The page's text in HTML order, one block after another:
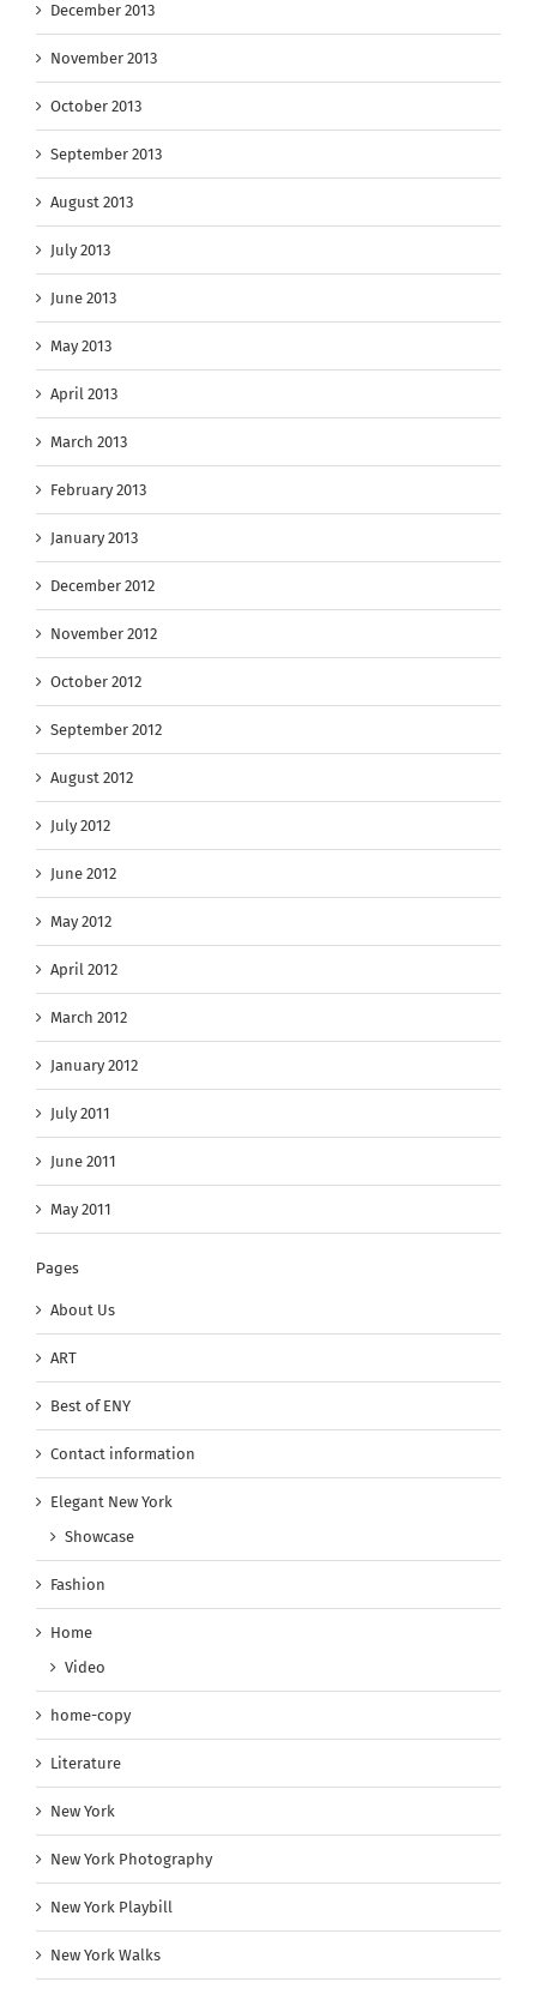
December 2013
November 2013
October 2013
September 2013
August 2013
July 2013
June 2013
May 2013
April 2013
March 2013
February 2013
January 2013
December 2012
November 2012
October 2012
September 2012
August 2012
July 2012
June 2012
May 2012
April 2012
March 2012
January 2012
July 2011
June 2011
May 2011
Pages
About Us
ART
Best of ENY
Contact information
Elegant New York
Showcase
Fashion
Home
Video
home-copy
Literature
New York
New York Photography
New York Playbill
New York Walks